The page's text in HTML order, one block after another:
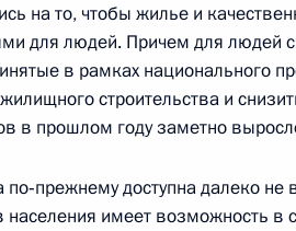
президиума
работе органов
Федерации по
и строительству
на то, чтобы жилье и
для людей. Причем для людей
в рамках национального
строительства и
в прошлом году заметно
доступна далеко
имеет возможность в